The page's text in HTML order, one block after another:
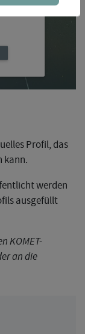
Profil, das
kann.
werden
ausgefüllt
KOMET-
an die